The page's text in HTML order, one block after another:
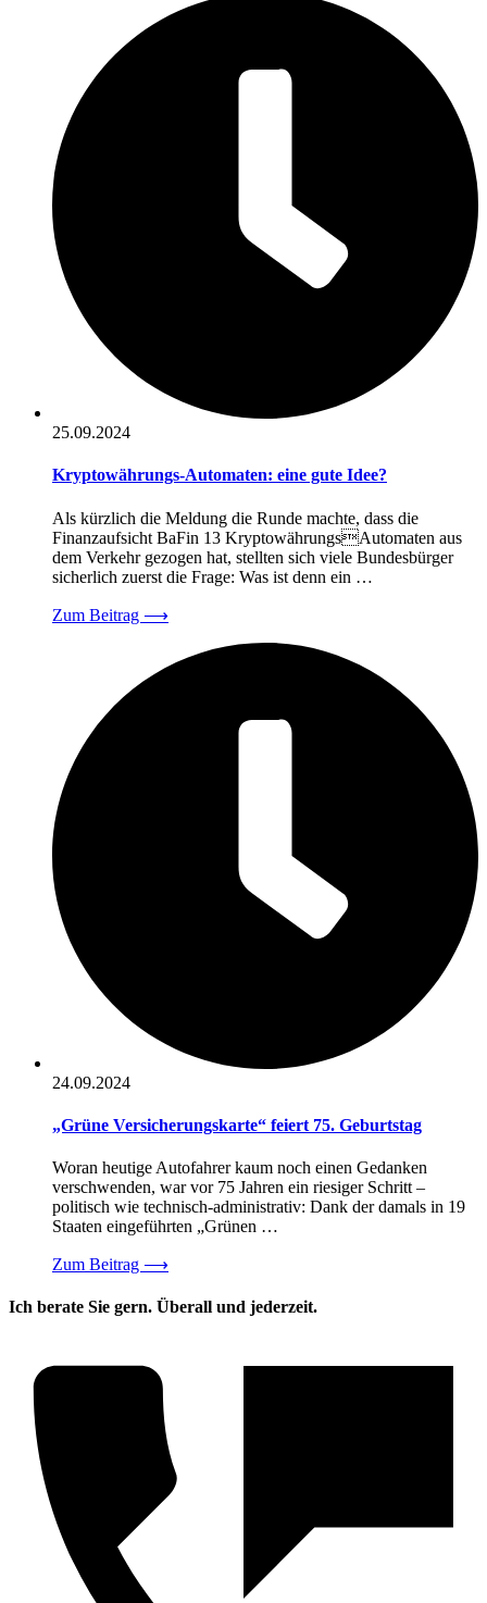
25.09.2024
Kryptowährungs-Automaten: eine gute Idee?
Als kürzlich die Meldung die Runde machte, dass die
Finanzaufsicht BaFin 13 KryptowährungsAutomaten aus
dem Verkehr gezogen hat, stellten sich viele Bundesbürger
sicherlich zuerst die Frage: Was ist denn ein …
Zum Beitrag ⟶
24.09.2024
„Grüne Versicherungskarte“ feiert 75. Geburtstag
Woran heutige Autofahrer kaum noch einen Gedanken
verschwenden, war vor 75 Jahren ein riesiger Schritt –
politisch wie technisch-administrativ: Dank der damals in 19
Staaten eingeführten „Grünen …
Zum Beitrag ⟶
Ich berate Sie gern. Überall und jederzeit.